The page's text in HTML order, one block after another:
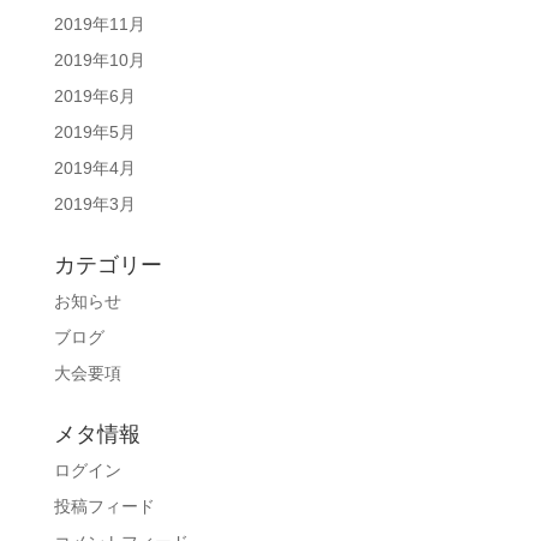
2019年11月
2019年10月
2019年6月
2019年5月
2019年4月
2019年3月
カテゴリー
お知らせ
ブログ
大会要項
メタ情報
ログイン
投稿フィード